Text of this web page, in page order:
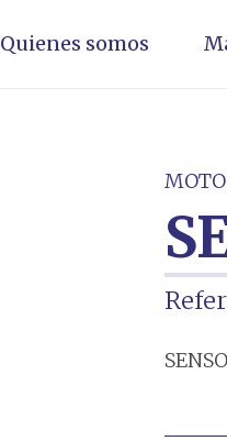
Quienes somos